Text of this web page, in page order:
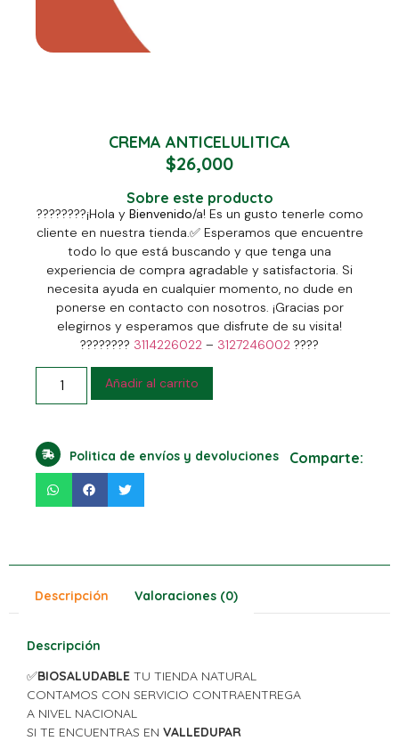
CREMA ANTICELULITICA
$26,000
Sobre este producto
????????¡Hola y Bienvenido/a! Es un gusto tenerle como
cliente en nuestra tienda.✅ Esperamos que encuentre
todo lo que está buscando y que tenga una
experiencia de compra agradable y satisfactoria. Si
necesita ayuda en cualquier momento, no dude en
ponerse en contacto con nosotros. ¡Gracias por
elegirnos y esperamos que disfrute de su visita!
???????? 3114226022 – 3127246002 ????
Añadir al carrito
Politica de envíos y devoluciones Comparte:
Descripción Valoraciones (0)
Descripción
✅BIOSALUDABLE TU TIENDA NATURAL
CONTAMOS CON SERVICIO CONTRAENTREGA
A NIVEL NACIONAL
SI TE ENCUENTRAS EN VALLEDUPAR